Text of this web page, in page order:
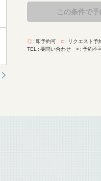
この条件で
◎ 即予約可 □
リクエスト予
TEL
要問い合わせ × 予約不